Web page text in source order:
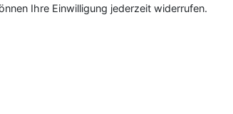
Ihre Einwilligung jederzeit widerrufen.